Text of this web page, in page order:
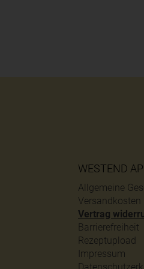
WESTEND
Allgemeine
Versandkosten
Vertrag
Barrierefreiheit
Rezeptupload
Impressum